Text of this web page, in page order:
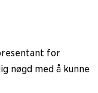
for
nøgd med å kunne